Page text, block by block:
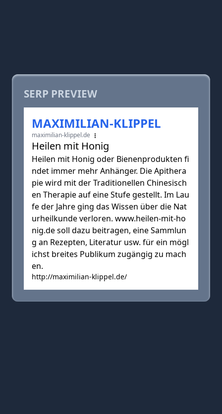
SERP PREVIEW
MAXIMILIAN-KLIPPEL
maximilian-klippel.de
Heilen mit Honig
Heilen mit Honig oder Bienenprodukten fi
ndet immer mehr Anhänger. Die Apithera
pie wird mit der Traditionellen Chinesisch
en Therapie auf eine Stufe gestellt. Im Lau
fe der Jahre ging das Wissen über die Nat
urheilkunde verloren. www.heilen-mit-ho
nig.de soll dazu beitragen, eine Sammlun
g an Rezepten, Literatur usw. für ein mögl
ichst breites Publikum zugängig zu mach
en.
http://maximilian-klippel.de/